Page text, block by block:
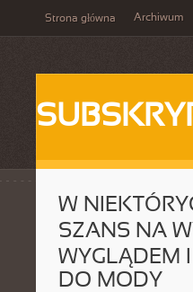
Strona główna Archiwum
W
SZANS NA
WYGLĄDEM
DO MODY